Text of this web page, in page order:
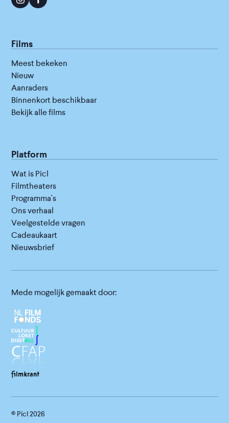
Films
Meest bekeken
Nieuw
Aanraders
Binnenkort beschikbaar
Bekijk alle films
Platform
Wat is Picl
Filmtheaters
Programma's
Ons verhaal
Veelgestelde vragen
Cadeaukaart
Nieuwsbrief
Mede mogelijk gemaakt door:
© Picl2026